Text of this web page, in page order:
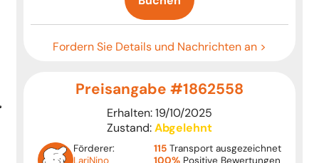
Fordern Sie Details und Nachrichten an >
Preisangabe #1862558
Erhalten: 19/10/2025
Zustand:Abgelehnt
Förderer:
115 Transport ausgezeichnet